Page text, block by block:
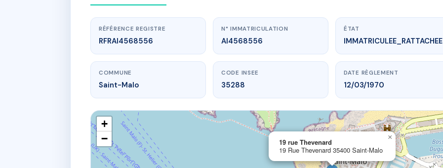
www.vme.plus/AI4568556
19 rue Thevenard
35400 Saint-Malo
RÉFÉRENCE REGISTRE
RFRAI4568556
N° IMMATRICULATION
AI4568556
ÉTAT
IMMATRICULEE_RATTACHEE
COMMUNE
Saint-Malo
CODE INSEE
35288
DATE RÈGLEMENT
12/03/1970
19 rue Thevenard
19 Rue Thevenard 35400 Saint-Malo
×
+
−